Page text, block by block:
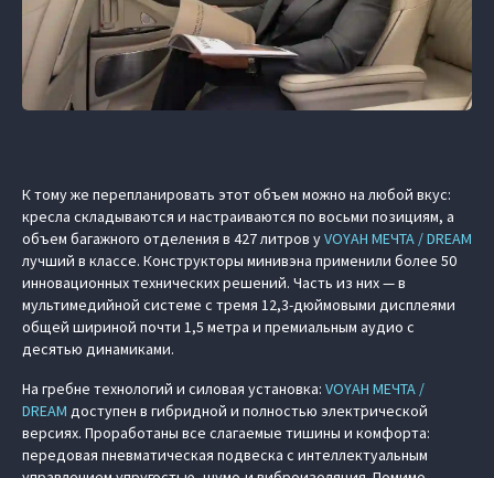
К тому же перепланировать этот объем можно на любой вкус:
кресла складываются и настраиваются по восьми позициям, а
объем багажного отделения в 427 литров уVOYAH МЕЧТА / DREAM
лучший в классе. Конструкторы минивэна применили более 50
инновационных технических решений. Часть из них — в
мультимедийной системе с тремя 12,3-дюймовыми дисплеями
общей шириной почти 1,5 метра и премиальным аудио с
десятью динамиками.
На гребне технологий и силовая установка: VOYAH МЕЧТА /
DREAM доступен в гибридной и полностью электрической
версиях. Проработаны все слагаемые тишины и комфорта:
передовая пневматическая подвеска с интеллектуальным